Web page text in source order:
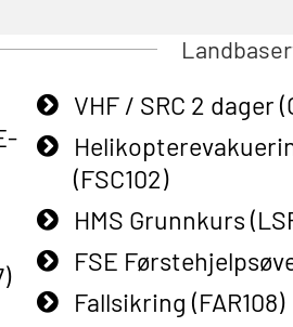
VHF / SRC 2 dager
(FSC102)
HMS Grunnkurs
FSE
Fallsikring (FAR108)